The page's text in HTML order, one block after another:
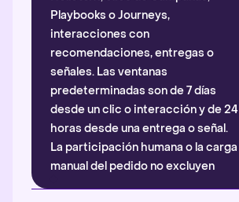
Playbooks o Journeys,
interacciones con
recomendaciones, entregas o
señales. Las ventanas
predeterminadas son de 7 días
desde un clic o interacción y de 24
horas desde una entrega o señal.
La participación humana o la carga
manual del pedido no excluyen
automáticamente la atribución.